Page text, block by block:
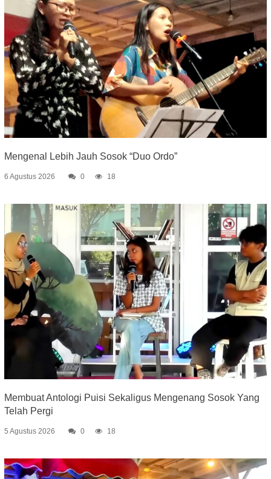
Mengenal Lebih Jauh Sosok “Duo Ordo”
6 Agustus 2026 0 18
Membuat Antologi Puisi Sekaligus Mengenang Sosok Yang
Telah Pergi
5 Agustus 2026 0 18